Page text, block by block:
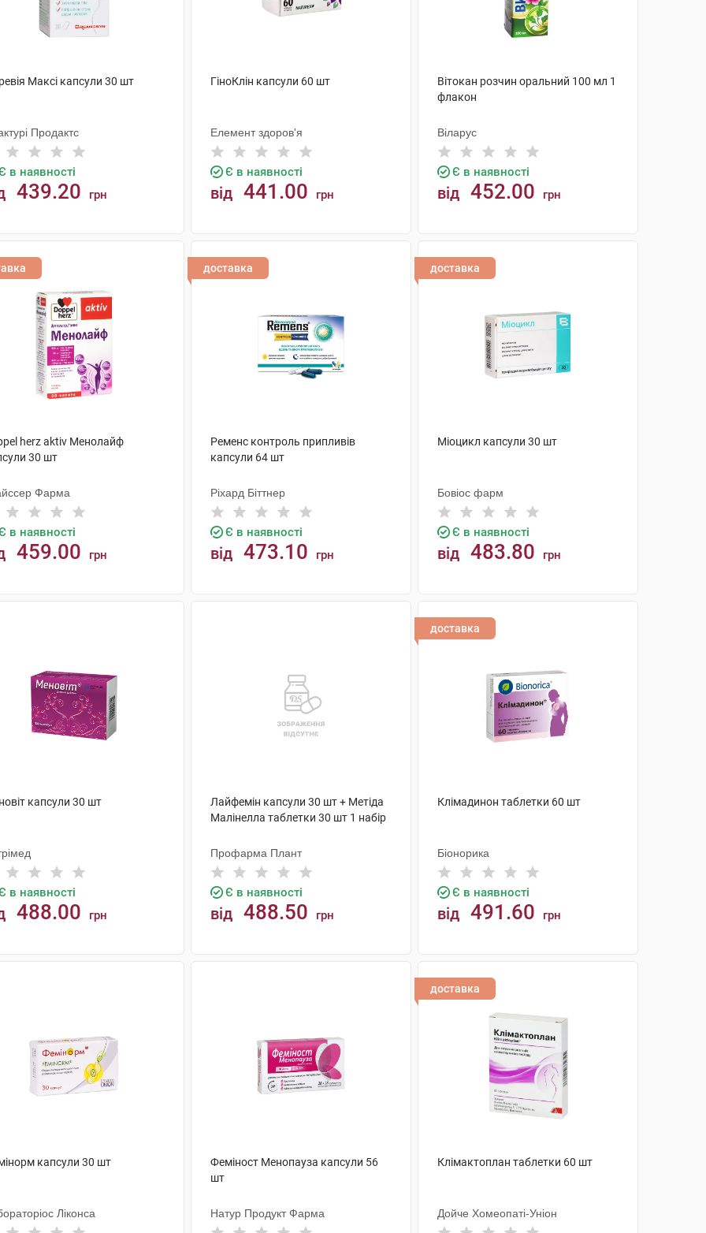
Максі капсули 30 шт
Продактс
в наявності
439.20 грн
ГіноКлін капсули 60 шт
Елемент здоров'я
Є в наявності
від 441.00 грн
Вітокан розчин оральний 100 мл 1
флакон
Віларус
Є в наявності
від 452.00 грн
herz aktiv Менолайф
30 шт
Фарма
в наявності
459.00 грн
доставка
Ременс контроль припливів
капсули 64 шт
Ріхард Біттнер
Є в наявності
від 473.10 грн
доставка
Міоцикл капсули 30 шт
Бовіос фарм
Є в наявності
від 483.80 грн
капсули 30 шт
в наявності
488.00 грн
Лайфемін капсули 30 шт + Метіда
Малінелла таблетки 30 шт 1 набір
Профарма Плант
Є в наявності
від 488.50 грн
доставка
Клімадинон таблетки 60 шт
Біонорика
Є в наявності
від 491.60 грн
капсули 30 шт
Ліконса
Феміност Менопауза капсули 56
шт
Натур Продукт Фарма
доставка
Клімактоплан таблетки 60 шт
Дойче Хомеопаті-Уніон